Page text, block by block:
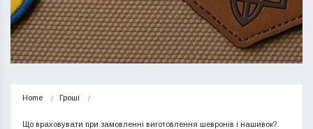
Home Гроші
Що враховувати при замовленні виготовлення шевронів і нашивок?